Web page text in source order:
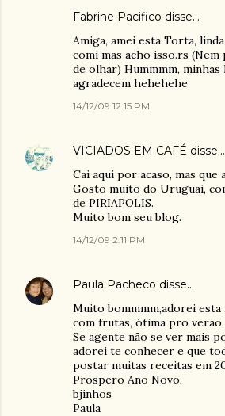
Fabrine Pacifico disse…
Amiga, amei esta Torta,
comi mas acho isso.rs (Nem
de olhar) Hummmm,
agradecem hehehehe
14/12/09 12:15 PM
VICIADOS EM CAFÉ disse…
Cai aqui por acaso, mas que
Gosto muito do Uruguai,
de PIRIAPOLIS.
Muito bom seu blog.
14/12/09 2:11 PM
Paula Pacheco disse…
Muito bommmm,adorei
com frutas, ótima pro verão.
Se agente não se ver mais
adorei te conhecer e que
postar muitas receitas em
Prospero Ano Novo,
bjinhos
Paula